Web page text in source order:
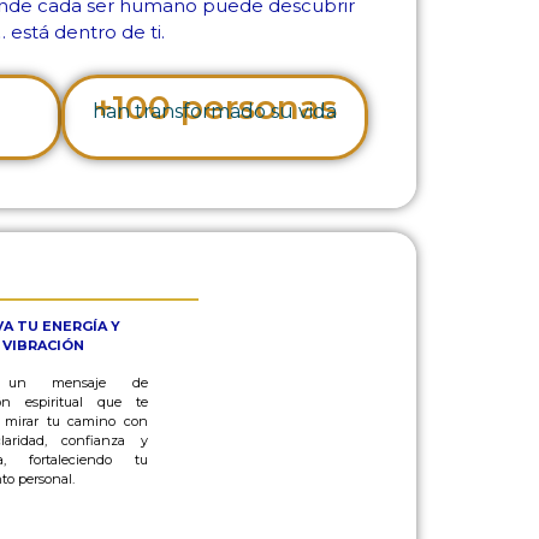
cada ser humano puede descubrir
está dentro de ti.
+100 personas
han transformado su vida
TU ENERGÍA Y
VIBRACIÓN
un mensaje de
espiritual que te
mirar tu camino con
confianza y
fortaleciendo tu
personal.